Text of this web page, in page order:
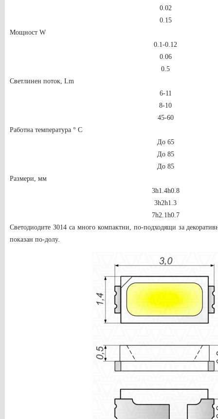
0.02
0.15
Мощност W
0.1-0.12
0.06
0.5
Светлинен поток, Lm
6-11
8-10
45-60
Работна температура ° C
До 65
До 85
До 85
Размери, мм
3h1.4h0.8
3h2h1.3
7h2.1h0.7
Светодиодите 3014 са много компактни, по-подходящи за
показан по-долу.